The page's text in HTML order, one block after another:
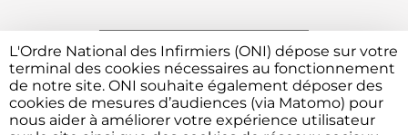
Trouvez votre CDOI
Contacter l'ONI
L'Ordre National des Infirmiers (ONI) dépose sur votre
terminal des cookies nécessaires au fonctionnement
de notre site. ONI souhaite également déposer des
cookies de mesures d’audiences (via Matomo) pour
nous aider à améliorer votre expérience utilisateur